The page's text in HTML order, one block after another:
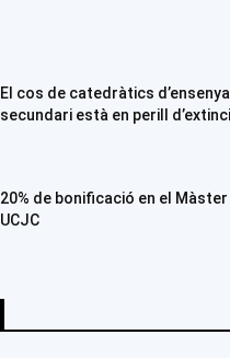
El cos de catedràtics
secundari està en perill
20% de bonificació en el
UCJC